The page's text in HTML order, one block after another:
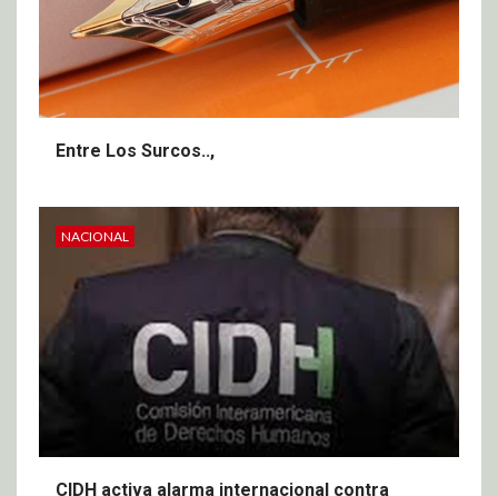
Entre Los Surcos..,
NACIONAL
CIDH activa alarma internacional contra